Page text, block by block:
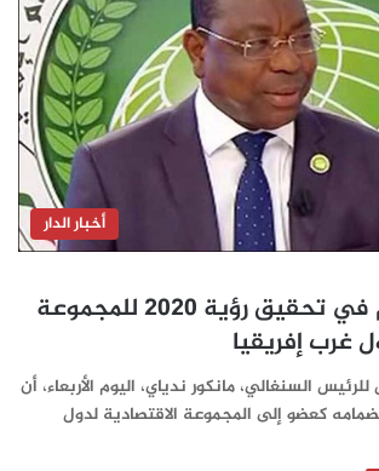
أخبار الدار
المغرب يساهم في تحقيق رؤية 2020 للمجموعة
غرب إفريقيا
السنغالي، مانكور ندياي، اليوم الأربعاء، أن
كعضو إلى المجموعة الاقتصادية لدول